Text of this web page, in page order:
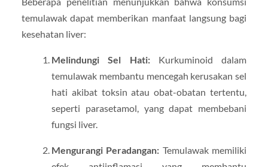
temulawak dapat memberikan manfaat langsung bagi
kesehatan liver:
Melindungi Sel Hati:Kurkuminoid dalam
temulawak membantu mencegah kerusakan sel
hati akibat toksin atau obat-obatan tertentu,
seperti parasetamol, yang dapat membebani
fungsi liver.
Mengurangi Peradangan: Temulawak memiliki